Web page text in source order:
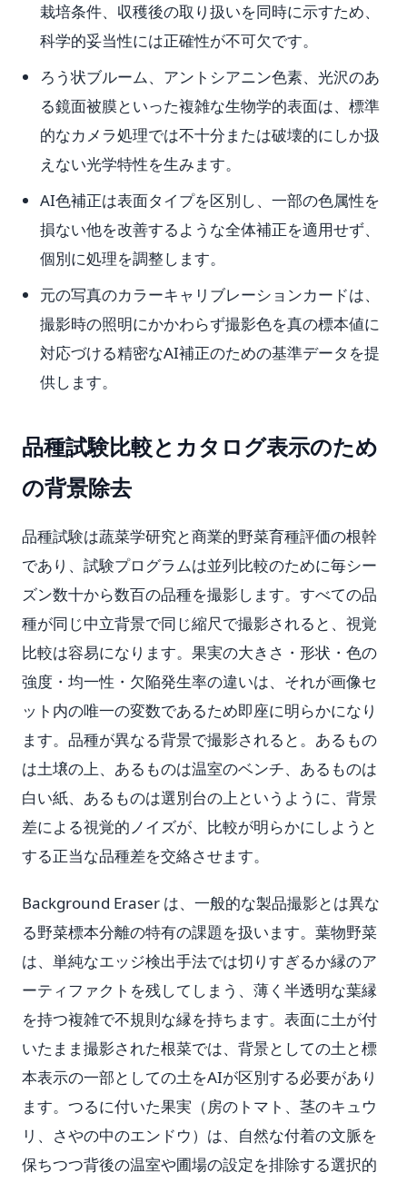
栽培条件、収穫後の取り扱いを同時に示すため、
科学的妥当性には正確性が不可欠です。
ろう状ブルーム、アントシアニン色素、光沢のあ
る鏡面被膜といった複雑な生物学的表面は、標準
的なカメラ処理では不十分または破壊的にしか扱
えない光学特性を生みます。
AI色補正は表面タイプを区別し、一部の色属性を
損ない他を改善するような全体補正を適用せず、
個別に処理を調整します。
元の写真のカラーキャリブレーションカードは、
撮影時の照明にかかわらず撮影色を真の標本値に
対応づける精密なAI補正のための基準データを提
供します。
品種試験比較とカタログ表示のため
の背景除去
品種試験は蔬菜学研究と商業的野菜育種評価の根幹
であり、試験プログラムは並列比較のために毎シー
ズン数十から数百の品種を撮影します。すべての品
種が同じ中立背景で同じ縮尺で撮影されると、視覚
比較は容易になります。果実の大きさ・形状・色の
強度・均一性・欠陥発生率の違いは、それが画像セ
ット内の唯一の変数であるため即座に明らかになり
ます。品種が異なる背景で撮影されると。あるもの
は土壌の上、あるものは温室のベンチ、あるものは
白い紙、あるものは選別台の上というように、背景
差による視覚的ノイズが、比較が明らかにしようと
する正当な品種差を交絡させます。
Background Eraser は、一般的な製品撮影とは異な
る野菜標本分離の特有の課題を扱います。葉物野菜
は、単純なエッジ検出手法では切りすぎるか縁のア
ーティファクトを残してしまう、薄く半透明な葉縁
を持つ複雑で不規則な縁を持ちます。表面に土が付
いたまま撮影された根菜では、背景としての土と標
本表示の一部としての土をAIが区別する必要があり
ます。つるに付いた果実（房のトマト、茎のキュウ
リ、さやの中のエンドウ）は、自然な付着の文脈を
保ちつつ背後の温室や圃場の設定を排除する選択的